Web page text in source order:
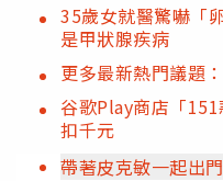
35歲女就醫驚嚇「
是甲狀腺疾病
更多最新熱門議題
谷歌Play商店「
扣千元
帶著皮克敏一起出